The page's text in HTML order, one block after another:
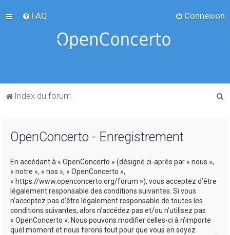
FAQ Connexion
Index du forum
OpenConcerto - Enregistrement
En accédant à « OpenConcerto » (désigné ci-après par « nous »,
« notre », « nos », « OpenConcerto »,
« https://www.openconcerto.org/forum »), vous acceptez d’être
légalement responsable des conditions suivantes. Si vous
n’acceptez pas d’être légalement responsable de toutes les
conditions suivantes, alors n’accédez pas et/ou n’utilisez pas
« OpenConcerto ». Nous pouvons modifier celles-ci à n’importe
quel moment et nous ferons tout pour que vous en soyez